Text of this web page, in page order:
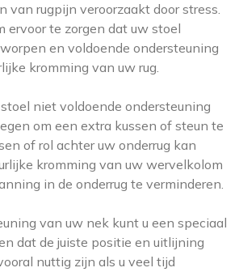
van rugpijn veroorzaakt door stress.
ervoor te zorgen dat uw stoel
en voldoende ondersteuning
kromming van uw rug.
niet voldoende ondersteuning
om een extra kussen of steun te
of rol achter uw onderrug kan
kromming van uw wervelkolom
in de onderrug te verminderen.
van uw nek kunt u een speciaal
dat de juiste positie en uitlijning
nuttig zijn als u veel tijd